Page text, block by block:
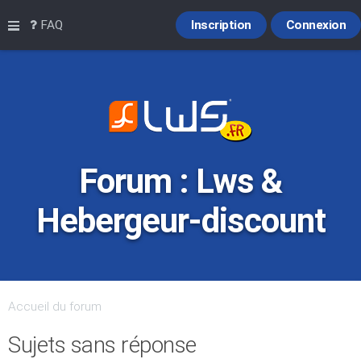
Raccourcis
FAQ Connexion
Inscription
Forum : Lws &
Hebergeur-discount
Accueil du forum
Sujets sans réponse